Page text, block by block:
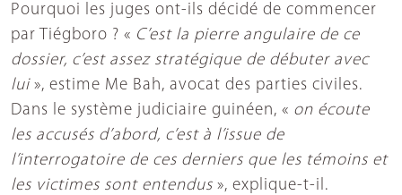
Pourquoi les juges ont-ils décidé de commencer
par Tiégboro ? « C’est la pierre angulaire de ce
dossier, c’est assez stratégique de débuter avec
lui », estime Me Bah, avocat des parties civiles.
Dans le système judiciaire guinéen, « on écoute
les accusés d’abord, c’est à l’issue de
l’interrogatoire de ces derniers que les témoins et
les victimes sont entendus », explique-t-il.